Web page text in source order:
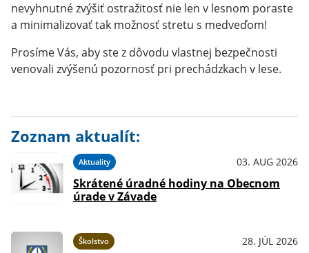
nevyhnutné zvýšiť ostražitosť nie len v lesnom poraste
a minimalizovať tak možnosť stretu s medveďom!
Prosíme Vás, aby ste z dôvodu vlastnej bezpečnosti
venovali zvýšenú pozornosť pri prechádzkach v lese.
Zoznam aktualít:
Aktuality 03. AUG 2026
Skrátené úradné hodiny na Obecnom
úrade v Závade
Školstvo 28. JÚL 2026